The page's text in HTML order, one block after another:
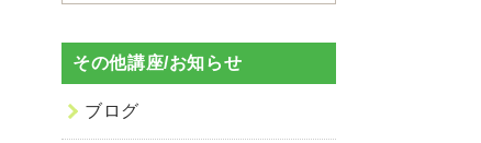
その他講座/お知らせ
ブログ